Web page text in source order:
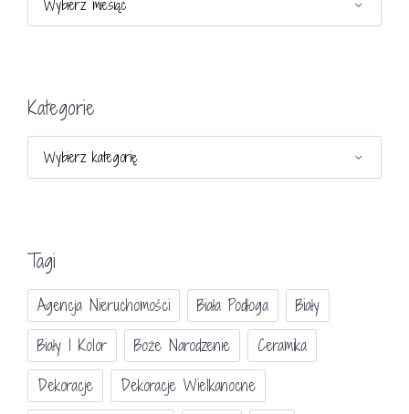
Kategorie
Tagi
Agencja Nieruchomości Biała Podłoga
Biały
Biały I Kolor
Boże Narodzenie
Ceramika
Dekoracje
Dekoracje Wielkanocne